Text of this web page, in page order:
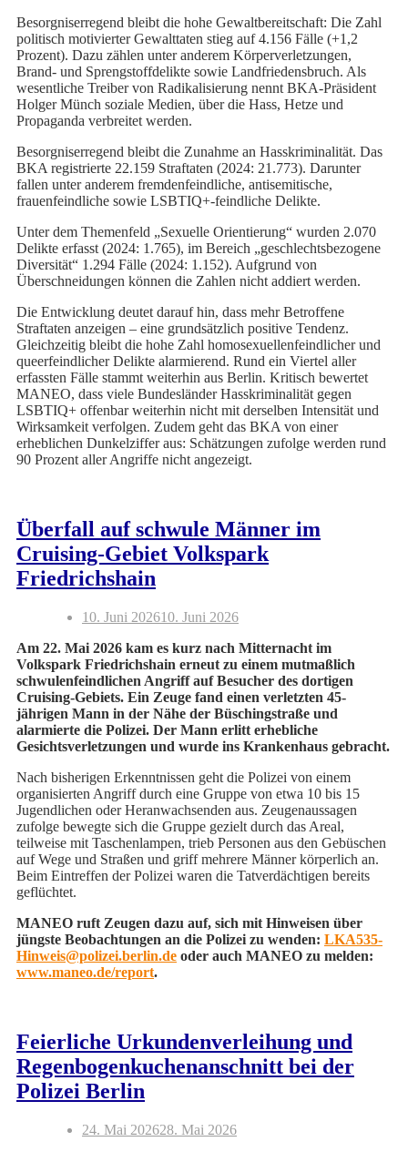
Besorgniserregend bleibt die hohe Gewaltbereitschaft: Die Zahl
politisch motivierter Gewalttaten stieg auf 4.156 Fälle (+1,2
Prozent). Dazu zählen unter anderem Körperverletzungen,
Brand- und Sprengstoffdelikte sowie Landfriedensbruch. Als
wesentliche Treiber von Radikalisierung nennt BKA-Präsident
Holger Münch soziale Medien, über die Hass, Hetze und
Propaganda verbreitet werden.
Besorgniserregend bleibt die Zunahme an Hasskriminalität. Das
BKA registrierte 22.159 Straftaten (2024: 21.773). Darunter
fallen unter anderem fremdenfeindliche, antisemitische,
frauenfeindliche sowie LSBTIQ+-feindliche Delikte.
Unter dem Themenfeld „Sexuelle Orientierung“ wurden 2.070
Delikte erfasst (2024: 1.765), im Bereich „geschlechtsbezogene
Diversität“ 1.294 Fälle (2024: 1.152). Aufgrund von
Überschneidungen können die Zahlen nicht addiert werden.
Die Entwicklung deutet darauf hin, dass mehr Betroffene
Straftaten anzeigen – eine grundsätzlich positive Tendenz.
Gleichzeitig bleibt die hohe Zahl homosexuellenfeindlicher und
queerfeindlicher Delikte alarmierend. Rund ein Viertel aller
erfassten Fälle stammt weiterhin aus Berlin. Kritisch bewertet
MANEO, dass viele Bundesländer Hasskriminalität gegen
LSBTIQ+ offenbar weiterhin nicht mit derselben Intensität und
Wirksamkeit verfolgen. Zudem geht das BKA von einer
erheblichen Dunkelziffer aus: Schätzungen zufolge werden rund
90 Prozent aller Angriffe nicht angezeigt.
Überfall auf schwule Männer im
Cruising-Gebiet Volkspark
Friedrichshain
10. Juni 202610. Juni 2026
Am 22. Mai 2026 kam es kurz nach Mitternacht im
Volkspark Friedrichshain erneut zu einem mutmaßlich
schwulenfeindlichen Angriff auf Besucher des dortigen
Cruising-Gebiets. Ein Zeuge fand einen verletzten 45-
jährigen Mann in der Nähe der Büschingstraße und
alarmierte die Polizei. Der Mann erlitt erhebliche
Gesichtsverletzungen und wurde ins Krankenhaus gebracht.
Nach bisherigen Erkenntnissen geht die Polizei von einem
organisierten Angriff durch eine Gruppe von etwa 10 bis 15
Jugendlichen oder Heranwachsenden aus. Zeugenaussagen
zufolge bewegte sich die Gruppe gezielt durch das Areal,
teilweise mit Taschenlampen, trieb Personen aus den Gebüschen
auf Wege und Straßen und griff mehrere Männer körperlich an.
Beim Eintreffen der Polizei waren die Tatverdächtigen bereits
geflüchtet.
MANEO ruft Zeugen dazu auf, sich mit Hinweisen über
jüngste Beobachtungen an die Polizei zu wenden: LKA535-
Hinweis@polizei.berlin.de oder auch MANEO zu melden:
www.maneo.de/report.
Feierliche Urkundenverleihung und
Regenbogenkuchenanschnitt bei der
Polizei Berlin
24. Mai 202628. Mai 2026